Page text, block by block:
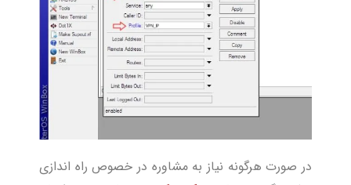
در صورت هرگونه نیاز به مشاوره در خصوص راه اندازی